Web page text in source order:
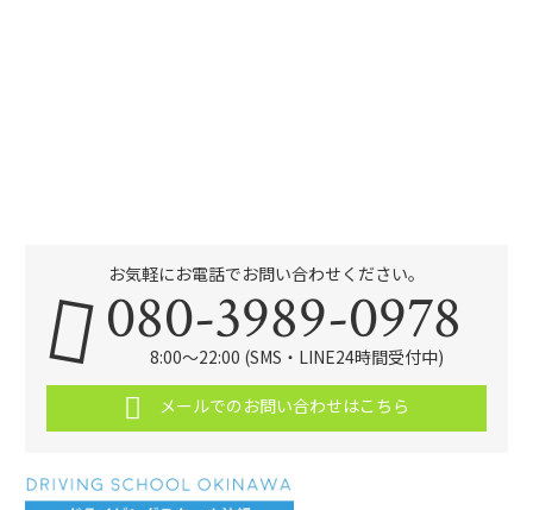
お気軽にお電話でお問い合わせください。
080-3989-0978
8:00～22:00 (SMS・LINE24時間受付中)
メールでのお問い合わせはこちら